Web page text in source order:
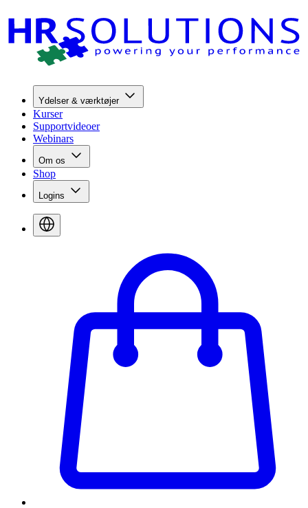
Ydelser & værktøjer
Kurser
Supportvideoer
Webinars
Om os
Shop
Logins